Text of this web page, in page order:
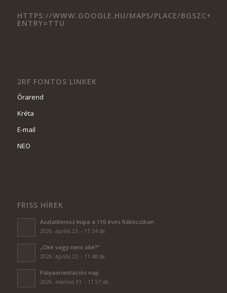
HTTPS://WWW.GOOGLE.HU/MAPS/PLACE/
ENTRY=TTU
2RF FONTOS LINKEK
Órarend
Kréta
E-mail
NEO
FRISS HÍREK
Asztalitenisz kupa a 110 éves Rákócziban
2026. április 23. - 11:34 de.
„Oké vagy nem oké?”
2026. április 22. - 11:48 de.
Pályaorientációs nap
2026. március 31. - 11:57 de.